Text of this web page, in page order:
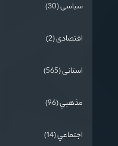
سیاسی (30)
اقتصادی (2)
استانی (565)
مذهبي (96)
اجتماعي (14)